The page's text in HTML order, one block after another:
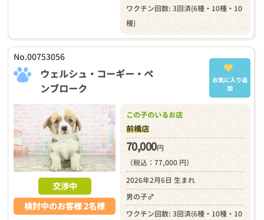
ワクチン回数: 3回済(6種・10種・10
種)
No.00753056
ウェルシュ・コーギー・ペ
ンブローク
お気に入り追
加
交渉中
検討中のお客様 2名様
この子のいるお店
前橋店
70,000円
（税込：77,000 円）
2026年2月6日 生まれ
男の子♂
ワクチン回数: 3回済(6種・10種・10